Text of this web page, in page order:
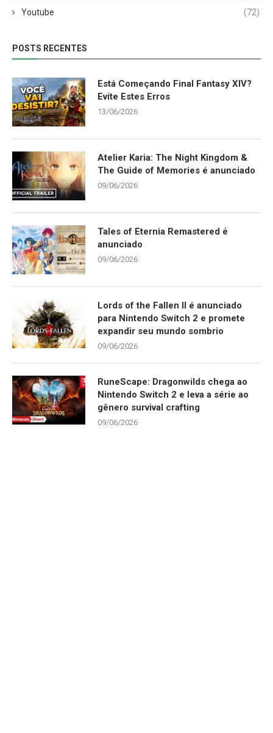
Youtube (72)
POSTS RECENTES
Está Começando Final Fantasy XIV?
Evite Estes Erros
13/06/2026
Atelier Karia: The Night Kingdom &
The Guide of Memories é anunciado
09/06/2026
Tales of Eternia Remastered é
anunciado
09/06/2026
Lords of the Fallen II é anunciado
para Nintendo Switch 2 e promete
expandir seu mundo sombrio
09/06/2026
RuneScape: Dragonwilds chega ao
Nintendo Switch 2 e leva a série ao
gênero survival crafting
09/06/2026